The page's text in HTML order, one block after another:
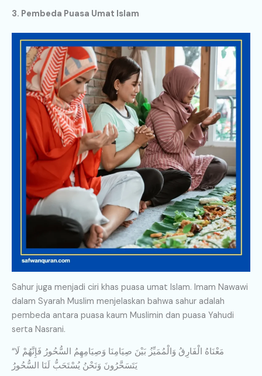
3. Pembeda Puasa Umat Islam
Sahur juga menjadi ciri khas puasa umat Islam. Imam Nawawi
dalam Syarah Muslim menjelaskan bahwa sahur adalah
pembeda antara puasa kaum Muslimin dan puasa Yahudi
serta Nasrani.
“مَعْنَاهُ الْفَارِقُ وَالْمُمَيِّزُ بَيْنَ صِيَامِنَا وَصِيَامِهِمُ السُّحُورُ فَإِنَّهُمْ لَا
يَتَسَحَّرُونَ وَنَحْنُ يُسْتَحَبُّ لَنَا السُّحُورُ